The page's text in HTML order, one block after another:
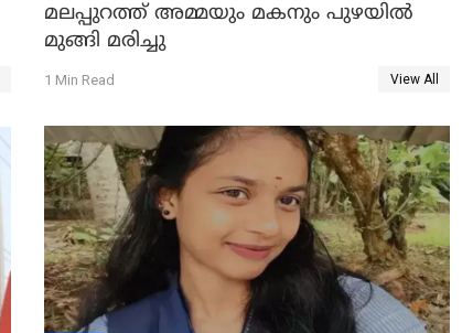
മലപ്പുറത്ത് അമ്മയും മകനും പുഴയിൽ
മുങ്ങി മരിച്ചു
1 Min Read View All